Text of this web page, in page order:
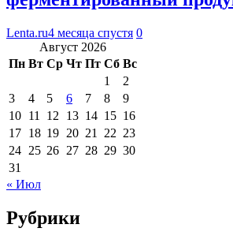
Lenta.ru4 месяца спустя 0
Август 2026
Пн Вт Ср Чт Пт Сб Вс
1
2
3
4 5 6 7 8
9
10 11 12 13 14 15 16
17 18 19 20 21 22 23
24 25 26 27 28 29 30
31
« Июл
Рубрики